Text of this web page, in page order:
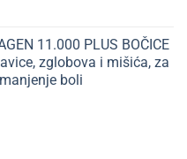
11.000 PLUS BOČICE
zglobova i mišića, za
boli